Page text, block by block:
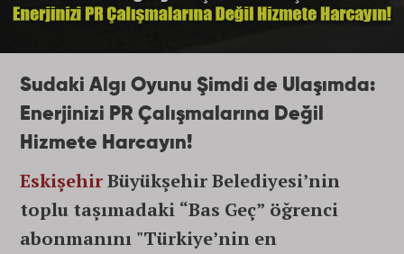
Sudaki Algı Oyunu Şimdi de Ulaşımda:
Enerjinizi PR Çalışmalarına Değil
Hizmete Harcayın!
EskişehirBüyükşehir Belediyesi’nin
toplu taşımadaki “Bas Geç” öğrenci
abonmanını "Türkiye’nin en